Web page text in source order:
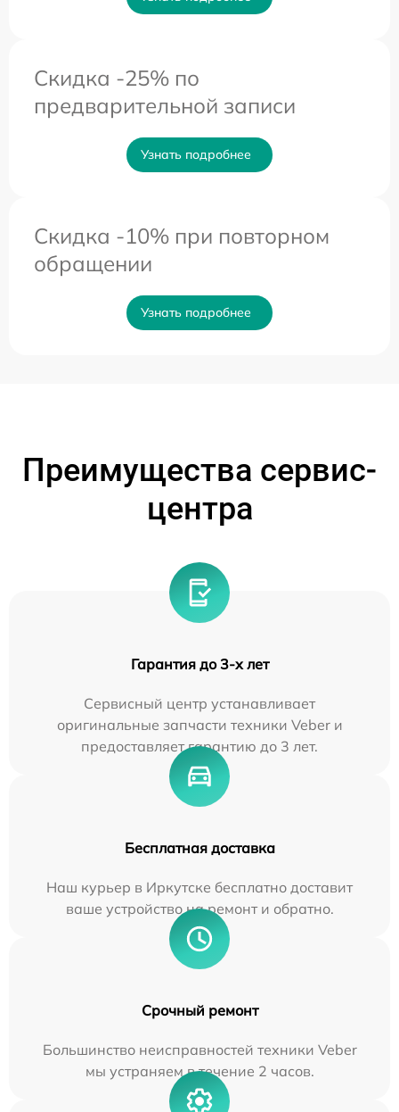
Скидка -25% по
предварительной записи
Узнать подробнее
Скидка -10% при повторном
обращении
Узнать подробнее
Преимущества сервис-
центра
Гарантия до 3-х лет
Сервисный центр устанавливает
оригинальные запчасти техники Veber и
предоставляет гарантию до 3 лет.
Бесплатная доставка
Наш курьер в Иркутске бесплатно доставит
ваше устройство на ремонт и обратно.
Срочный ремонт
Большинство неисправностей техники Veber
мы устраняем в течение 2 часов.